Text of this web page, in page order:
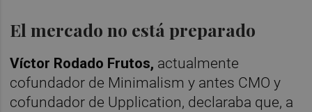
El mercado no está preparado
Víctor Rodado Frutos, actualmente
cofundador de Minimalism y antes CMO y
cofundador de Upplication, declaraba que, a